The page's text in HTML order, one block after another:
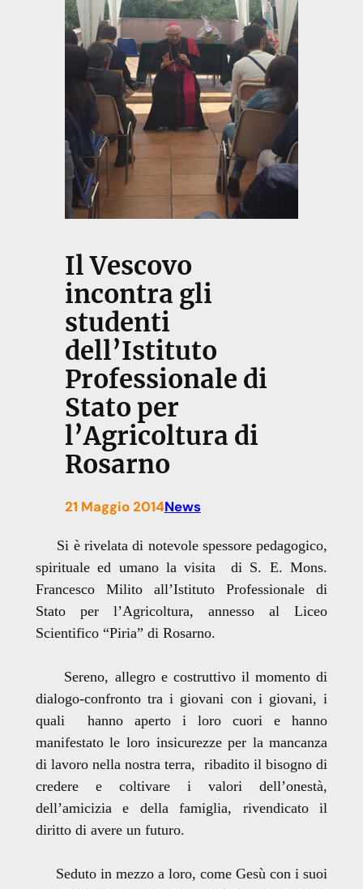
Il Vescovo
incontra gli
studenti
dell’Istituto
Professionale di
Stato per
l’Agricoltura di
Rosarno
21 Maggio 2014News
Si è rivelata di notevole spessore pedagogico,
spirituale ed umano la visita di S. E. Mons.
Francesco Milito all’Istituto Professionale di
Stato per l’Agricoltura, annesso al Liceo
Scientifico “Piria” di Rosarno.
Sereno, allegro e costruttivo il momento di
dialogo-confronto tra i giovani con i giovani, i
quali hanno aperto i loro cuori e hanno
manifestato le loro insicurezze per la mancanza
di lavoro nella nostra terra, ribadito il bisogno di
credere e coltivare i valori dell’onestà,
dell’amicizia e della famiglia, rivendicato il
diritto di avere un futuro.
Seduto in mezzo a loro, come Gesù con i suoi